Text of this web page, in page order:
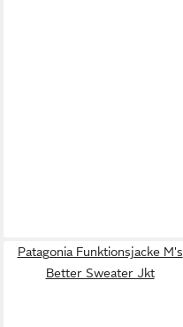
Patagonia Funktionsjacke M's
Better Sweater Jkt